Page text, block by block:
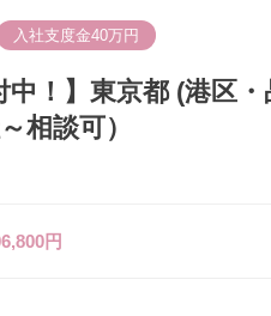
入社支度金40万円
中！】東京都 (港区
相談可）
円